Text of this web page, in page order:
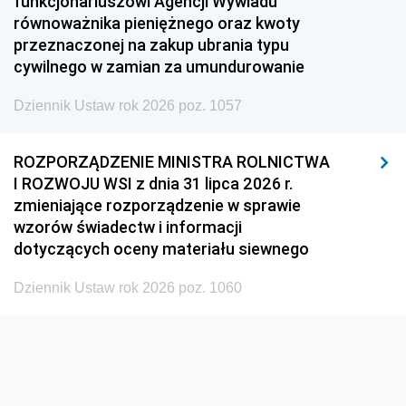
1948 1947
1945 1944 1939
1938 1937 1936
1935 1934
1929 1928 1927
1926 1925 1924
1923 1922
równoważnika pieniężnego oraz kwoty
przeznaczonej na zakup ubrania typu
cywilnego w zamian za umundurowanie
Dziennik Ustaw rok 2026 poz. 1057
ROZPORZĄDZENIE MINISTRA ROLNICTWA
I ROZWOJU WSI z dnia 31 lipca 2026 r.
zmieniające rozporządzenie w sprawie
wzorów świadectw i informacji
dotyczących oceny materiału siewnego
Dziennik Ustaw rok 2026 poz. 1060